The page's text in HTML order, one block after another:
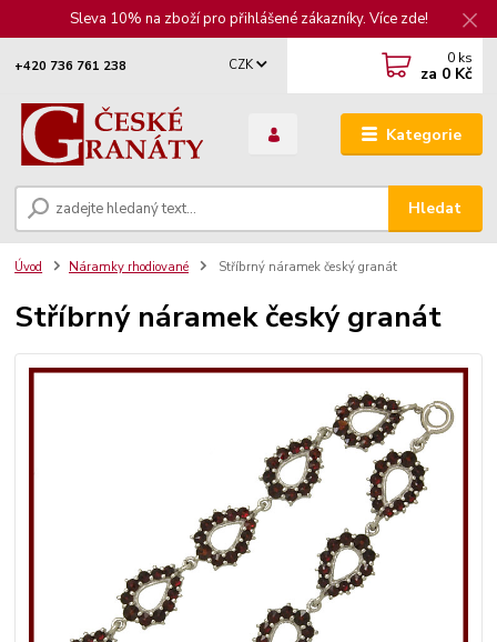
Sleva 10% na zboží pro přihlášené zákazníky. Více zde!
Kategorie
CZK
Hledat
+420 736 761 238 0 ks
za 0 Kč
Úvod Náramky rhodiované Stříbrný náramek český granát
Stříbrný náramek český granát